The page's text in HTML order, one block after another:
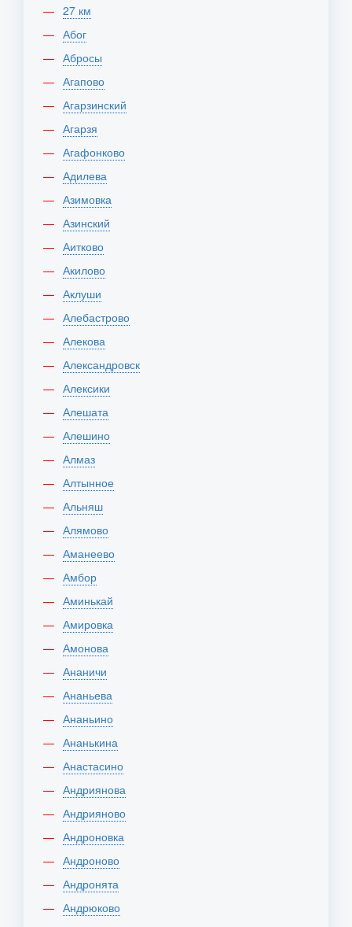
27 км
Абог
Абросы
Агапово
Агарзинский
Агарзя
Агафонково
Адилева
Азимовка
Азинский
Аитково
Акилово
Аклуши
Алебастрово
Алекова
Александровск
Алексики
Алешата
Алешино
Алмаз
Алтынное
Альняш
Алямово
Аманеево
Амбор
Аминькай
Амировка
Амонова
Ананичи
Ананьева
Ананьино
Ананькина
Анастасино
Андриянова
Андрияново
Андроновка
Андроново
Андронята
Андрюково